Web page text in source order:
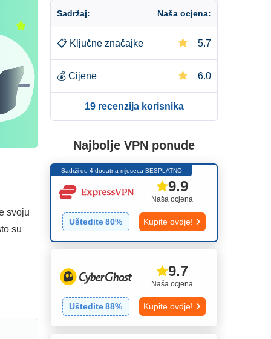
svoju
su
Sadržaj: Naša ocjena:
📋 Ključne značajke 5.7
💰 Cijene 6.0
19 recenzija korisnika
Najbolje VPN ponude
Sadrži do 4 dodatna mjeseca BESPLATNO
Naša ocjena
9.9
Uštedite 80% Kupite ovdje!
Naša ocjena
9.7
Uštedite 88% Kupite ovdje!